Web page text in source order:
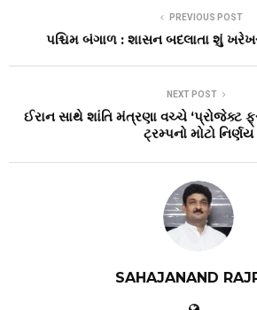
PREVIOUS POST
પશ્ચિમ બંગાળ : શાસન બદલાતા શું
NEXT POST
ઈરાન સાથે શાંતિ મંત્રણા વચ્ચે ‘પ્રોજેક્ટ
ટ્રમ્પનો મોટો નિર્ણય
SAHAJANAND